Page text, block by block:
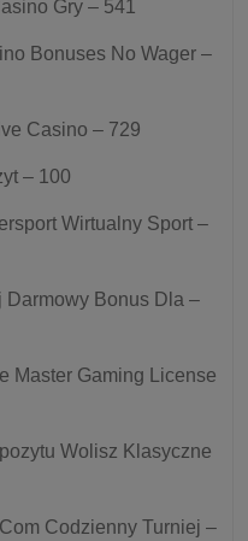
Gry – 541
Bonuses No Wager –
Casino – 729
– 100
Wirtualny Sport –
Darmowy Bonus Dla –
Master Gaming License
Wolisz Klasyczne
Codzienny Turniej –